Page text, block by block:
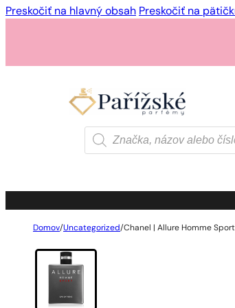
Preskočiť na hlavný obsah Preskočiť na
Products
search
Domov/Uncategorized/Chanel | Allure Homme